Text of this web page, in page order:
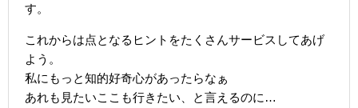
す。
これからは点となるヒントをたくさんサービスしてあげ
よう。
私にもっと知的好奇心があったらなぁ
あれも見たいここも行きたい、と言えるのに…